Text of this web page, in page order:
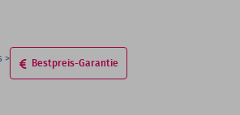
Bestpreis-Garantie